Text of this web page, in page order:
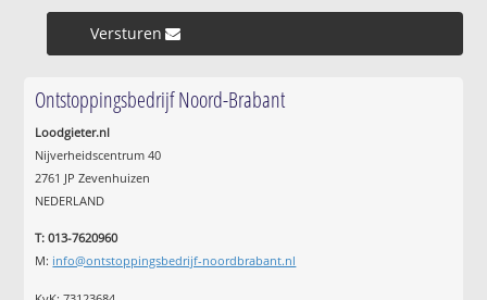
Versturen »
Ontstoppingsbedrijf Noord-Brabant
Loodgieter.nl
Nijverheidscentrum 40
2761 JP Zevenhuizen
NEDERLAND
T: 013-7620960
M: info@ontstoppingsbedrijf-noordbrabant.nl